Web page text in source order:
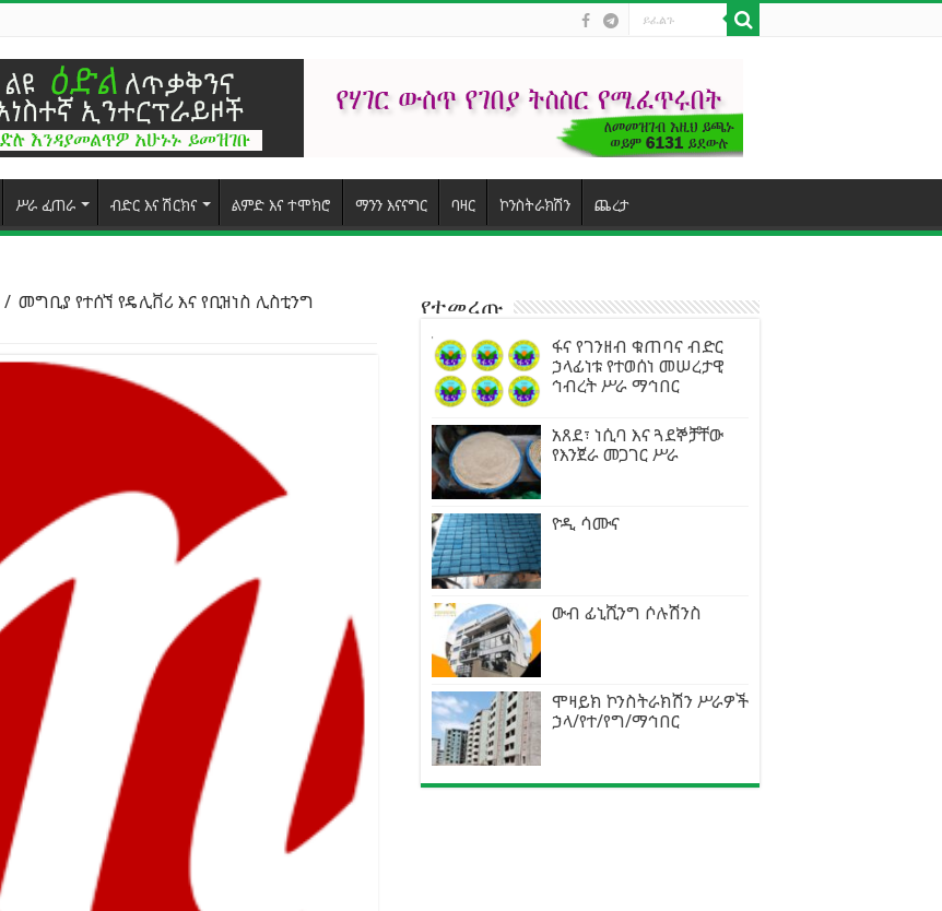
ሥራ ፈጠራ ብድር እና ሽርክና ልምድ እና ተሞክሮ ማንን እናናግር ባዛር ኮንስትራክሽን ጨረታ
/ መግቢያ የተሰኘ የዴሊቨሪ እና የቢዝነስ ሊስቲንግ
የተመረጡ
ፋና የገንዘብ ቁጠባና ብድር
ኃላፊነቱ የተወሰነ መሠረታዊ
ኅብረት ሥራ ማኅበር
አጸደ፣ ነሲባ እና ጓደኞቻቸው
የእንጀራ መጋገር ሥራ
ዮዲ ሳሙና
ውብ ፊኒሺንግ ሶሉሽንስ
ሞዛይክ ኮንስትራክሽን ሥራዎች
ኃላ/የተ/የግ/ማኅበር